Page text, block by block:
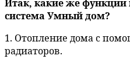
Итак, какие же
система Умный дом?
1. Отопление дома с
радиаторов.